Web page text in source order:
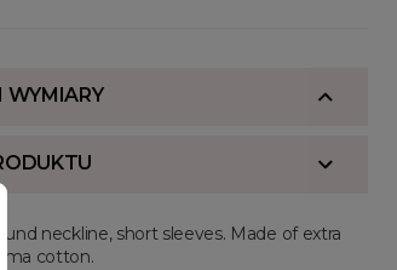
WYMIARY
neckline, short sleeves. Made of extra
cotton.